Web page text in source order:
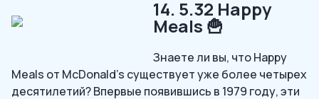
14. 5.32 Happy
Meals 🍟
Знаете ли вы, что Happy
Meals от McDonald’s существует уже более четырех
десятилетий? Впервые появившись в 1979 году, эти